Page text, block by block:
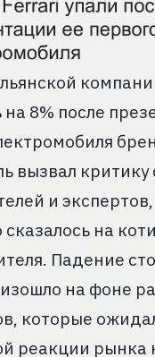
на 8% после
вызвал критику
и экспертов,
сказалось на
Падение
на фоне
которые
реакции рынка